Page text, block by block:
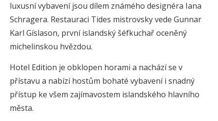
luxusní vybavení jsou dílem známého designéra Iana
Schragera. Restauraci Tides mistrovsky vede Gunnar
Karl Gíslason, první islandský šéfkuchař oceněný
michelinskou hvězdou.
Hotel Edition je obklopen horami a nachází se v
přístavu a nabízí hostům bohaté vybavení i snadný
přístup ke všem zajímavostem islandského hlavního
města.